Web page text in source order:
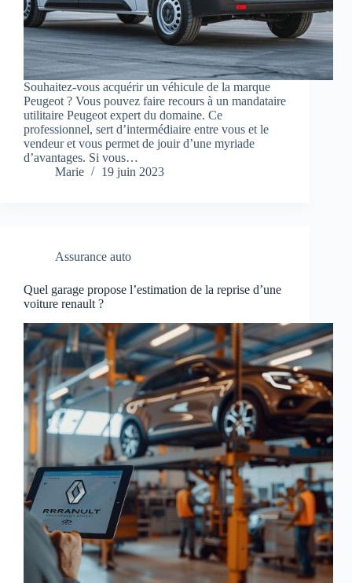
Souhaitez-vous acquérir un véhicule de la marque
Peugeot ? Vous pouvez faire recours à un mandataire
utilitaire Peugeot expert du domaine. Ce
professionnel, sert d’intermédiaire entre vous et le
vendeur et vous permet de jouir d’une myriade
d’avantages. Si vous…
Marie
19 juin 2023
Assurance auto
Quel garage propose l’estimation de la reprise d’une
voiture renault ?